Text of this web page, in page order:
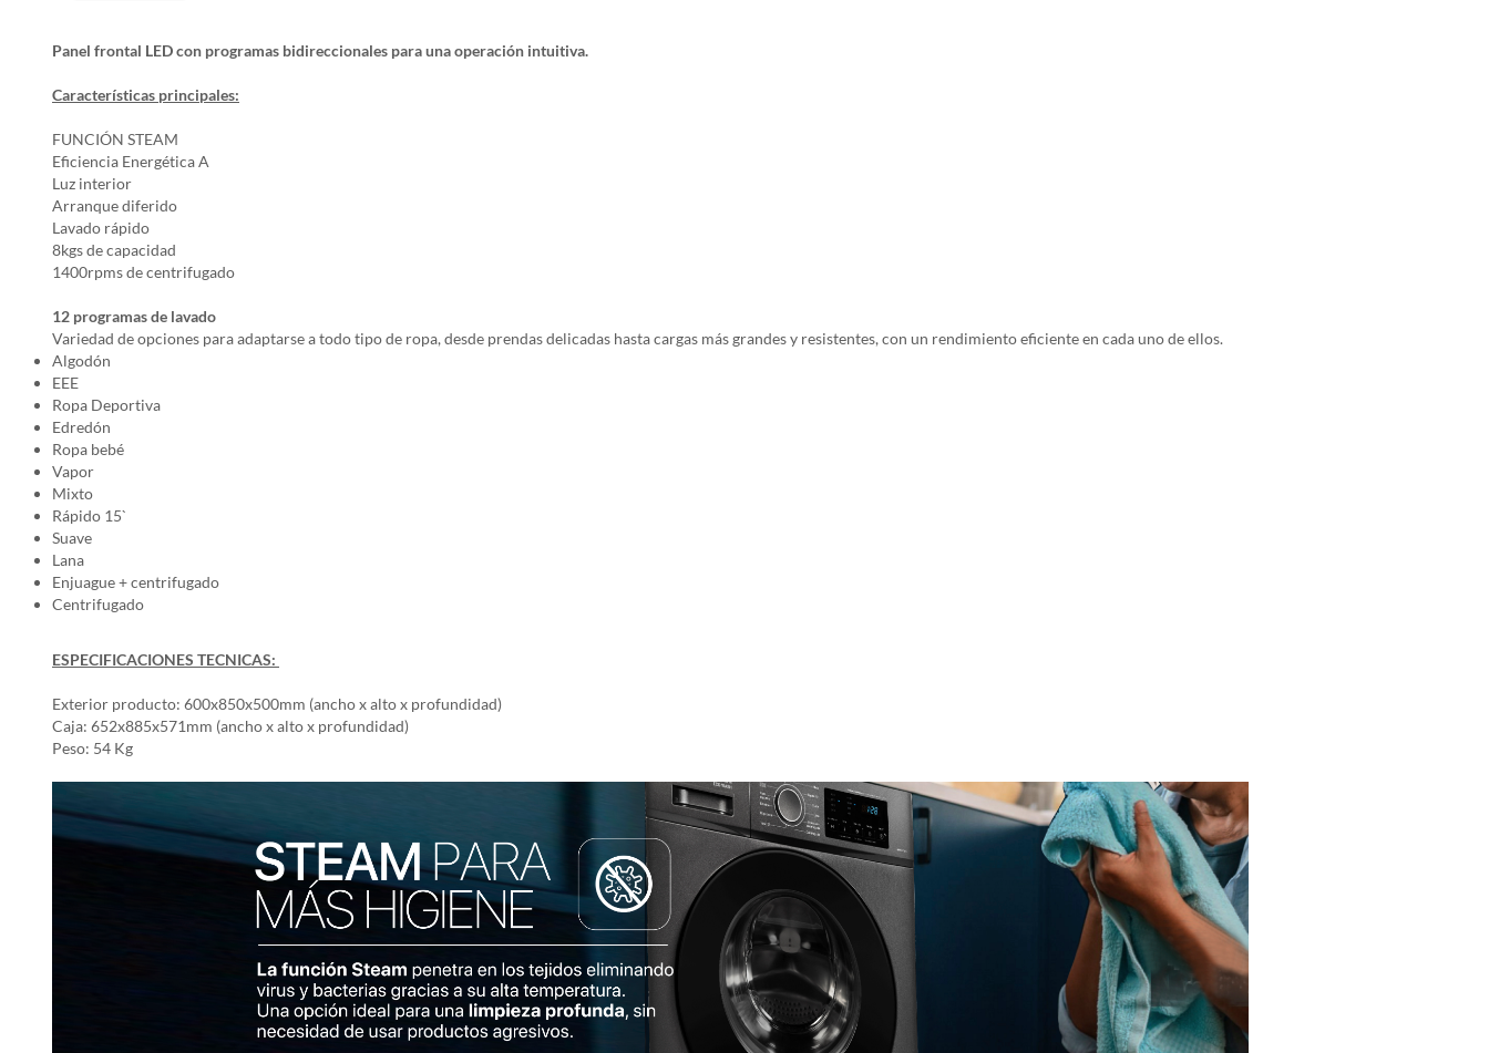
Panel frontal LED con programas bidireccionales para una operación intuitiva.
Características principales:
FUNCIÓN STEAM
Eficiencia Energética A
Luz interior
Arranque diferido
Lavado rápido
8kgs de capacidad
1400rpms de centrifugado
12 programas de lavado
Variedad de opciones para adaptarse a todo tipo de ropa, desde prendas delicadas hasta cargas más grandes y resistentes, con un rendimiento eficiente en cada uno de ellos.
Algodón
EEE
Ropa Deportiva
Edredón
Ropa bebé
Vapor
Mixto
Rápido 15`
Suave
Lana
Enjuague + centrifugado
Centrifugado
ESPECIFICACIONES TECNICAS:
Exterior producto: 600x850x500mm (ancho x alto x profundidad)
Caja: 652x885x571mm (ancho x alto x profundidad)
Peso: 54 Kg